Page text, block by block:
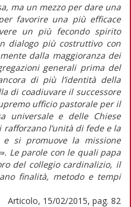
ma un mezzo per dare una
favorire una più efficace
un più fecondo spirito
dialogo più costruttivo con
dalla maggioranza dei
generali prima del
di più l’identità della
di coadiuvare il successore
ufficio pastorale per il
universale e delle Chiese
l’unità di fede e la
si promuove la missione
Le parole con le quali papa
del collegio cardinalizio, il
finalità, metodo e tempi
Articolo, 15/02/2015, pag. 82